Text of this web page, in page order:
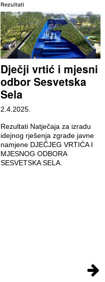
Rezultati
Dječji vrtić i mjesni
odbor Sesvetska
Sela
2.4.2025.
Rezultati Natječaja za izradu
idejnog rješenja zgrade javne
namjene DJEČJEG VRTIĆA I
MJESNOG ODBORA
SESVETSKA SELA.